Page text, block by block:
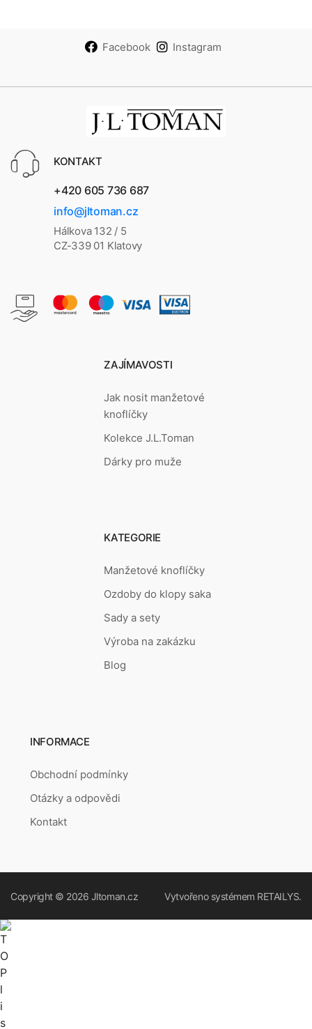
Facebook Instagram
KONTAKT
+420 605 736 687
info@jltoman.cz
Hálkova 132 / 5
CZ-339 01 Klatovy
ZAJÍMAVOSTI
Jak nosit manžetové
knoflíčky
Kolekce J.L.Toman
Dárky pro muže
KATEGORIE
Manžetové knoflíčky
Ozdoby do klopy saka
Sady a sety
Výroba na zakázku
Blog
INFORMACE
Obchodní podmínky
Otázky a odpovědi
Kontakt
Copyright © 2026 Jltoman.cz Vytvořeno systémem RETAILYS.